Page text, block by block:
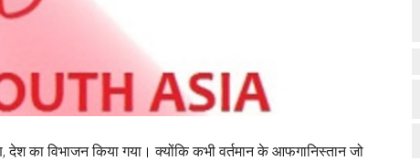
का विभाजन किया गया। क्योंकि कभी वर्तमान के आफगानिस्तान जो